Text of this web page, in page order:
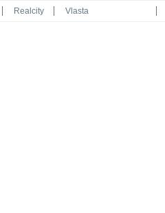
Realcity Vlasta